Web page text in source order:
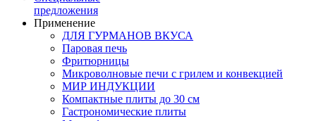
предложения
Применение
ДЛЯ ГУРМАНОВ ВКУСА
Паровая печь
Фритюрницы
Микроволновые печи с грилем и конвекцией
МИР ИНДУКЦИИ
Компактные плиты до 30 см
Гастрономические плиты